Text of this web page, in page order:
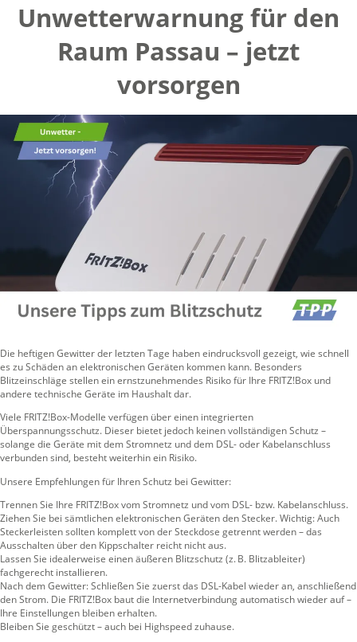
Unwetterwarnung für den
Raum Passau – jetzt
vorsorgen
Die heftigen Gewitter der letzten Tage haben eindrucksvoll gezeigt, wie schnell
es zu Schäden an elektronischen Geräten kommen kann. Besonders
Blitzeinschläge stellen ein ernstzunehmendes Risiko für Ihre FRITZ!Box und
andere technische Geräte im Haushalt dar.
Viele FRITZ!Box-Modelle verfügen über einen integrierten
Überspannungsschutz. Dieser bietet jedoch keinen vollständigen Schutz –
solange die Geräte mit dem Stromnetz und dem DSL- oder Kabelanschluss
verbunden sind, besteht weiterhin ein Risiko.
Unsere Empfehlungen für Ihren Schutz bei Gewitter:
Trennen Sie Ihre FRITZ!Box vom Stromnetz und vom DSL- bzw. Kabelanschluss.
Ziehen Sie bei sämtlichen elektronischen Geräten den Stecker. Wichtig: Auch
Steckerleisten sollten komplett von der Steckdose getrennt werden – das
Ausschalten über den Kippschalter reicht nicht aus.
Lassen Sie idealerweise einen äußeren Blitzschutz (z. B. Blitzableiter)
fachgerecht installieren.
Nach dem Gewitter: Schließen Sie zuerst das DSL-Kabel wieder an, anschließend
den Strom. Die FRITZ!Box baut die Internetverbindung automatisch wieder auf –
Ihre Einstellungen bleiben erhalten.
Bleiben Sie geschützt – auch bei Highspeed zuhause.